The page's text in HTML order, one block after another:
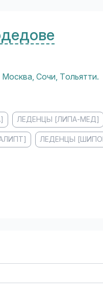
Москва Сочи Тольятти.
ЛЕДЕНЦЫ [ЛИПА-МЕД]
ЛЕДЕНЦЫ